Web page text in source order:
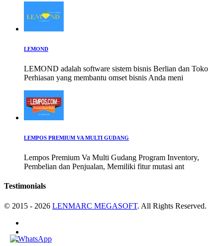
LEMOND
LEMOND adalah software sistem bisnis Berlian dan Toko
Perhiasan yang membantu omset bisnis Anda meni
LEMPOS PREMIUM VA MULTI GUDANG
Lempos Premium Va Multi Gudang Program Inventory,
Pembelian dan Penjualan, Memiliki fitur mutasi ant
Testimonials
© 2015 - 2026 LENMARC MEGASOFT. All Rights Reserved.